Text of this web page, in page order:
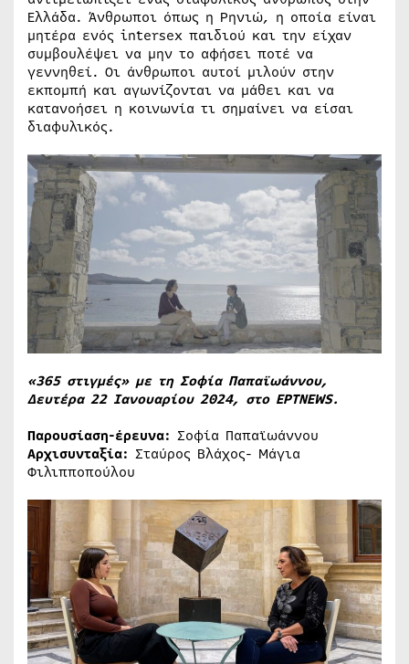
Ελλάδα. Άνθρωποι όπως η Ρηνιώ, η οποία είναι
μητέρα ενός intersex παιδιού και την είχαν
συμβουλέψει να μην το αφήσει ποτέ να
γεννηθεί. Οι άνθρωποι αυτοί μιλούν στην
εκπομπή και αγωνίζονται να μάθει και να
κατανοήσει η κοινωνία τι σημαίνει να είσαι
διαφυλικός.
«365 στιγμές» με τη Σοφία Παπαϊωάννου,
Δευτέρα 22 Ιανουαρίου 2024, στο ΕΡΤNEWS.
Παρουσίαση-έρευνα: Σοφία Παπαϊωάννου
Αρχισυνταξία: Σταύρος Βλάχος- Μάγια
Φιλιπποπούλου